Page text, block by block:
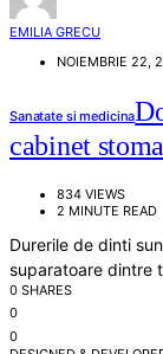
EMILIA GRECU
NOIEMBRIE 22,
Sanatate si medicina
cabinet
834 VIEWS
2 MINUTE READ
Durerile de dinti
suparatoare dintre
0 SHARES
0
0